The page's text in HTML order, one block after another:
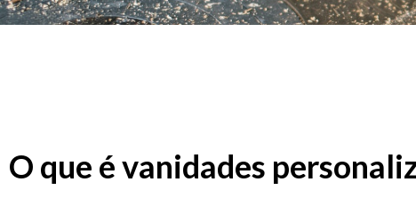
O que é vanidades